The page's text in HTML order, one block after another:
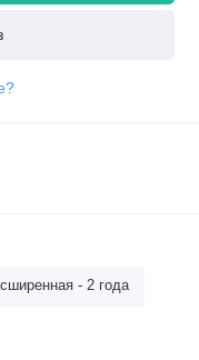
- 2 года